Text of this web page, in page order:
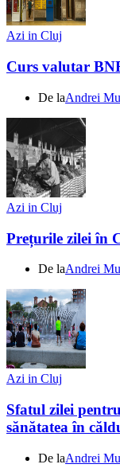
Azi in Cluj
Curs valutar
De laAndrei
Azi in Cluj
Prețurile zilei în
De laAndrei
Azi in Cluj
Sfatul zilei
sănătatea în
De laAndrei